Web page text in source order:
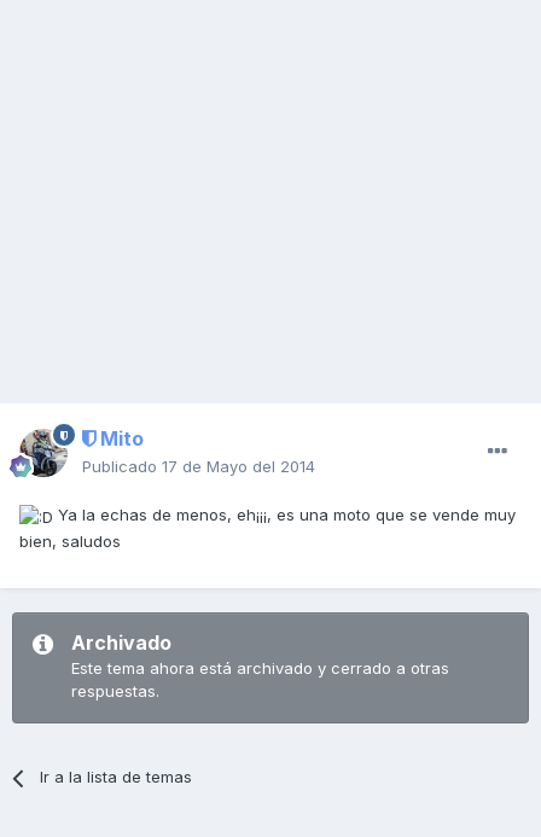
Mito
Publicado 17 de Mayo del 2014
Ya la echas de menos, eh¡¡¡, es una moto que se vende muy
bien, saludos
Archivado
Este tema ahora está archivado y cerrado a otras
respuestas.
Ir a la lista de temas